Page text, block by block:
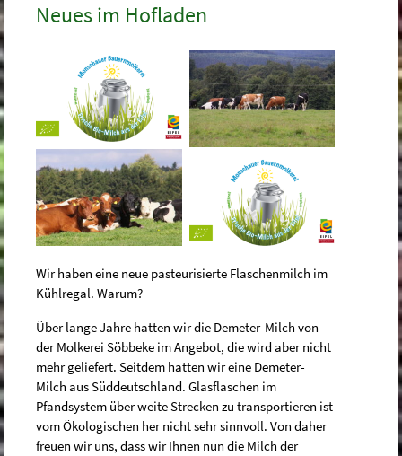
Neues im Hofladen
Wir haben eine neue pasteurisierte Flaschenmilch im
Kühlregal. Warum?
Über lange Jahre hatten wir die Demeter-Milch von
der Molkerei Söbbeke im Angebot, die wird aber nicht
mehr geliefert. Seitdem hatten wir eine Demeter-
Milch aus Süddeutschland. Glasflaschen im
Pfandsystem über weite Strecken zu transportieren ist
vom Ökologischen her nicht sehr sinnvoll. Von daher
freuen wir uns, dass wir Ihnen nun die Milch der